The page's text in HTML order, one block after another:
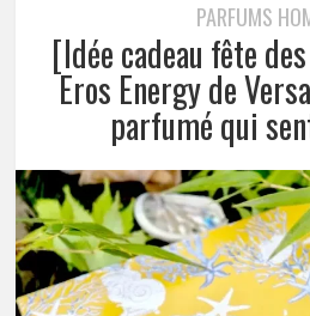
PARFUMS
[Idée cadeau fête
Eros Energy de
parfumé qui